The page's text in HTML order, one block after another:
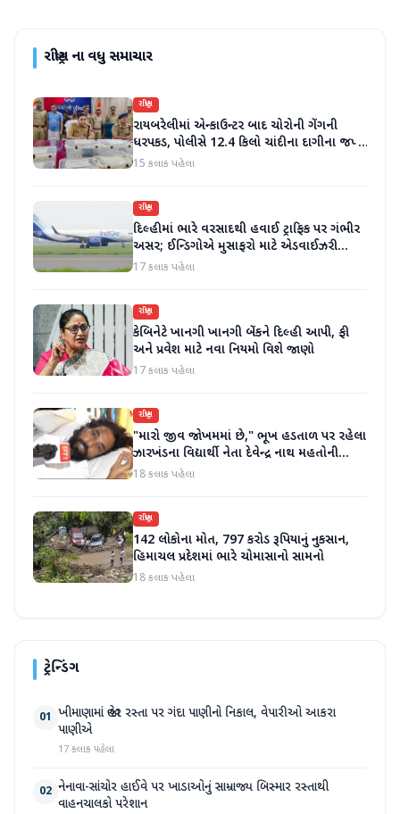
રાષ્ટ્રીયના વધુ સમાચાર
રાષ્ટ્રીય
રાયબરેલીમાં એન્કાઉન્ટર બાદ ચોરોની ગેંગની
ધરપકડ, પોલીસે 12.4 કિલો ચાંદીના દાગીના જપ્ત
કર્યા
15 કલાક પહેલા
રાષ્ટ્રીય
દિલ્હીમાં ભારે વરસાદથી હવાઈ ટ્રાફિક પર ગંભીર
અસર; ઈન્ડિગોએ મુસાફરો માટે એડવાઈઝરી
જાહેર કરી
17 કલાક પહેલા
રાષ્ટ્રીય
કેબિનેટે ખાનગી ખાનગી બેંકને દિલ્હી આપી, ફી
અને પ્રવેશ માટે નવા નિયમો વિશે જાણો
17 કલાક પહેલા
રાષ્ટ્રીય
"મારો જીવ જોખમમાં છે," ભૂખ હડતાળ પર રહેલા
ઝારખંડના વિદ્યાર્થી નેતા દેવેન્દ્ર નાથ મહતોની
તબિયત ખરાબ
18 કલાક પહેલા
રાષ્ટ્રીય
142 લોકોના મોત, 797 કરોડ રૂપિયાનું નુકસાન,
હિમાચલ પ્રદેશમાં ભારે ચોમાસાનો સામનો
18 કલાક પહેલા
ટ્રેન્ડિંગ
01 ખીમાણામાં જાહેર રસ્તા પર ગંદા પાણીનો નિકાલ, વેપારીઓ આકરા
પાણીએ
17 કલાક પહેલા
02 નેનાવા-સાંચોર હાઈવે પર ખાડાઓનું સામ્રાજ્ય બિસ્માર રસ્તાથી
વાહનચાલકો પરેશાન